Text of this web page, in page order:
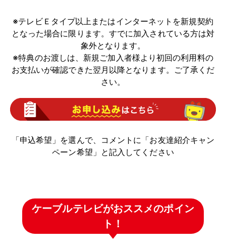
※テレビＥタイプ以上またはインターネットを新規契約
となった場合に限ります。すでに加入されている方は対
象外となります。
※特典のお渡しは、新規ご加入者様より初回の利用料の
お支払いが確認できた翌月以降となります。ご了承くだ
さい。
「申込希望」を選んで、コメントに「お友達紹介キャン
ペーン希望」と記入してください
ケーブルテレビがおススメのポイン
ト！